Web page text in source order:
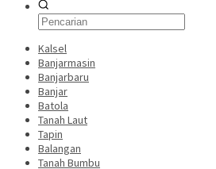
Kalsel
Banjarmasin
Banjarbaru
Banjar
Batola
Tanah Laut
Tapin
Balangan
Tanah Bumbu